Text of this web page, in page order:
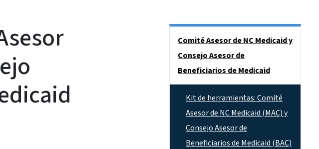
Comité Asesor de NC Medicaid y
Consejo Asesor de
Beneficiarios de Medicaid
Kit de herramientas: Comité
Asesor de NC Medicaid (MAC) y
Consejo Asesor de
Beneficiarios de Medicaid (BAC)